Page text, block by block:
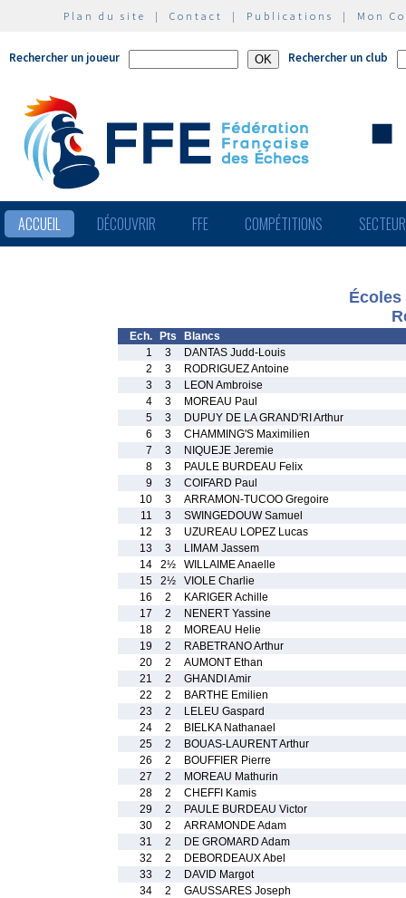
Plan du site | Contact | Publications | Mon
Rechercher un joueur Rechercher un club
ACCUEIL DÉCOUVRIR FFE COMPÉTITIONS
Écoles
Ech. Pts
Blancs
1
3
DANTAS Judd-Louis
2
3
RODRIGUEZ Antoine
3
3
LEON Ambroise
4
3
MOREAU Paul
5
3
DUPUY DE LA GRAND'RI Arthur
6
3
CHAMMING'S Maximilien
7
3
NIQUEJE Jeremie
8
3
PAULE BURDEAU Felix
9
3
COIFARD Paul
10
3
ARRAMON-TUCOO Gregoire
11
3
SWINGEDOUW Samuel
12
3
UZUREAU LOPEZ Lucas
13
3
LIMAM Jassem
14
2½
WILLAIME Anaelle
15
2½
VIOLE Charlie
16
2
KARIGER Achille
17
2
NENERT Yassine
18
2
MOREAU Helie
19
2
RABETRANO Arthur
20
2
AUMONT Ethan
21
2
GHANDI Amir
22
2
BARTHE Emilien
23
2
LELEU Gaspard
24
2
BIELKA Nathanael
25
2
BOUAS-LAURENT Arthur
26
2
BOUFFIER Pierre
27
2
MOREAU Mathurin
28
2
CHEFFI Kamis
29
2
PAULE BURDEAU Victor
30
2
ARRAMONDE Adam
31
2
DE GROMARD Adam
32
2
DEBORDEAUX Abel
33
2
DAVID Margot
34
2
GAUSSARES Joseph